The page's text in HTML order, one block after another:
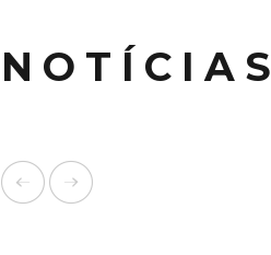
NOTÍCIAS